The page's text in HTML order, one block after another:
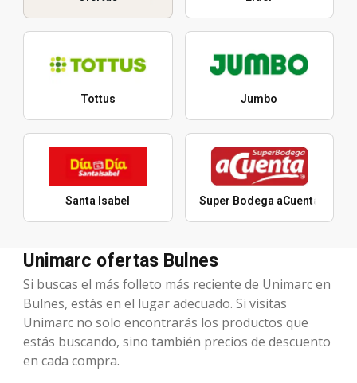
Tottus Jumbo
Santa Isabel Super Bodega aCuenta
Unimarc ofertas Bulnes
Si buscas el más folleto más reciente de Unimarc en
Bulnes, estás en el lugar adecuado. Si visitas
Unimarc no solo encontrarás los productos que
estás buscando, sino también precios de descuento
en cada compra.